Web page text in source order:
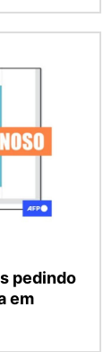
pedindo
em